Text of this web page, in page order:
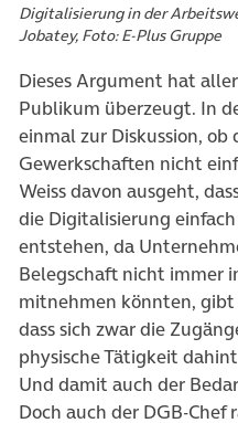
Digitalisierung in der
Jobatey, Foto: E-Plus Gruppe
Dieses Argument hat
Publikum überzeugt. In
einmal zur Diskussion,
Gewerkschaften nicht
Weiss davon ausgeht,
die Digitalisierung
entstehen, da
Belegschaft nicht immer
mitnehmen könnten,
dass sich zwar die
physische Tätigkeit
Und damit auch der
Doch auch der DGB-